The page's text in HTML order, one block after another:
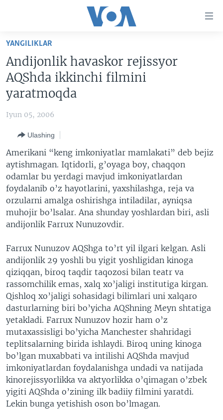
Boshiga
qayting
Qidiruvga
o'ting
AMERIKA
MARKAZIY OSIYO
AMERIKA MANZARALARI
XALQARO HAYOT
VASHINGTON CHOYXONASI
MOBIL-SALOM!
VIDEO
XABARLAR SURATLARDA
IJTIMOIY TARMOQLAR
FACEBOOK
YOUTUBE
INSTAGRAM
ODNOKLASSNIKI
TELEGRAM
TWITTER
SOUNDCLOUD
INGLIZ TILI DARSLARI
EDITORIAL
Learning English
VOA
YANGILIKLAR
Andijonlik havaskor rejissyor
AQShda ikkinchi filmini
yaratmoqda
Iyun 05, 2006
Ulashing
Amerikani “keng imkoniyatlar mamlakati” deb bejiz
aytishmagan. Iqtidorli, g’oyaga boy, chaqqon
odamlar bu yerdagi mavjud imkoniyatlardan
foydalanib o’z hayotlarini, yaxshilashga, reja va
orzularni amalga oshirishga intiladilar, ayniqsa
muhojir bo’lsalar. Ana shunday yoshlardan biri, asli
andijonlik Farrux Nunuzovdir.
Farrux Nunuzov AQShga to’rt yil ilgari kelgan. Asli
andijonlik 29 yoshli bu yigit yoshligidan kinoga
qiziqqan, biroq taqdir taqozosi bilan teatr va
rassomchilik emas, xalq xo’jaligi institutiga kirgan.
Qishloq xo’jaligi sohasidagi bilimlari uni xalqaro
dasturlarning biri bo’yicha AQShning Meyn shtatiga
yetakladi. Farrux Nunuzov hozir ham o’z
mutaxassisligi bo’yicha Manchester shahridagi
teplitsalarning birida ishlaydi. Biroq uning kinoga
bo’lgan muxabbati va intilishi AQShda mavjud
imkoniyatlardan foydalanishga undadi va natijada
kinorejissyorlikka va aktyorlikka o’qimagan o’zbek
yigiti AQShda o’zining ilk badiiy filmini yaratdi.
Lekin bunga yetishish oson bo’lmagan.